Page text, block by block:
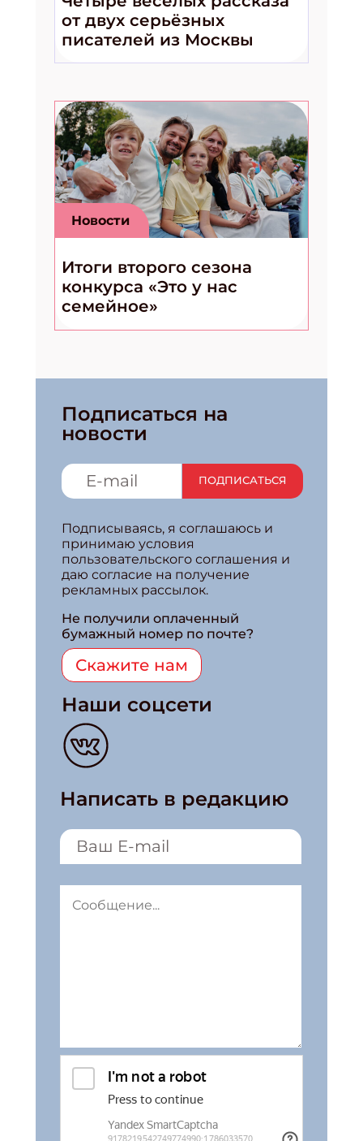
от двух серьёзных
писателей из Москвы
Новости
Итоги второго сезона
конкурса «Это у нас
семейное»
Подписаться на
новости
ПОДПИСАТЬСЯ
Подписываясь, я соглашаюсь и
принимаю условия
пользовательского соглашения и
даю согласие на получение
рекламных рассылок.
Не получили оплаченный
бумажный номер по почте?
Скажите нам
Наши соцсети
Написать в редакцию